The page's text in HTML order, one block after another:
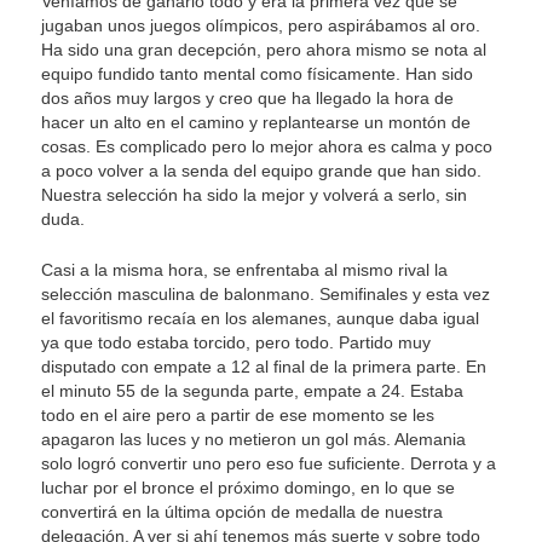
jugaban unos juegos olímpicos, pero aspirábamos al oro.
Ha sido una gran decepción, pero ahora mismo se nota al
equipo fundido tanto mental como físicamente. Han sido
dos años muy largos y creo que ha llegado la hora de
hacer un alto en el camino y replantearse un montón de
cosas. Es complicado pero lo mejor ahora es calma y poco
a poco volver a la senda del equipo grande que han sido.
Nuestra selección ha sido la mejor y volverá a serlo, sin
duda.
Casi a la misma hora, se enfrentaba al mismo rival la
selección masculina de balonmano. Semifinales y esta vez
el favoritismo recaía en los alemanes, aunque daba igual
ya que todo estaba torcido, pero todo. Partido muy
disputado con empate a 12 al final de la primera parte. En
el minuto 55 de la segunda parte, empate a 24. Estaba
todo en el aire pero a partir de ese momento se les
apagaron las luces y no metieron un gol más. Alemania
solo logró convertir uno pero eso fue suficiente. Derrota y a
luchar por el bronce el próximo domingo, en lo que se
convertirá en la última opción de medalla de nuestra
delegación. A ver si ahí tenemos más suerte y sobre todo